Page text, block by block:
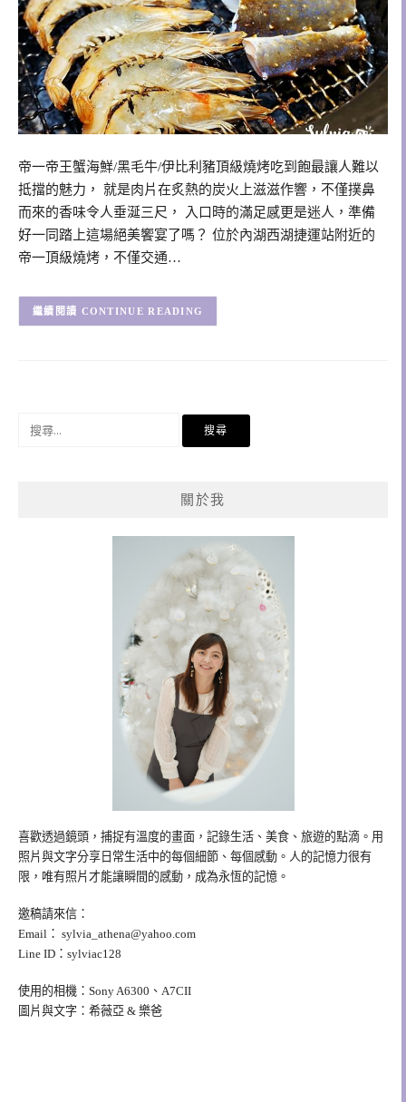
帝一帝王蟹海鮮/黑毛牛/伊比利豬頂級燒烤吃到飽最讓人難以
抵擋的魅力， 就是肉片在炙熱的炭火上滋滋作響，不僅撲鼻
而來的香味令人垂涎三尺， 入口時的滿足感更是迷人，準備
好一同踏上這場絕美饗宴了嗎？ 位於內湖西湖捷運站附近的
帝一頂級燒烤，不僅交通…
CONTINUE READING
關於我
喜歡透過鏡頭，捕捉有溫度的畫面，記錄生活、美食、旅遊的點滴。用
照片與文字分享日常生活中的每個細節、每個感動。人的記憶力很有
限，唯有照片才能讓瞬間的感動，成為永恆的記憶。
邀稿請來信：
Email： sylvia_athena@yahoo.com
Line ID：sylviac128
使用的相機：Sony A6300、A7CII
圖片與文字：希薇亞 & 樂爸